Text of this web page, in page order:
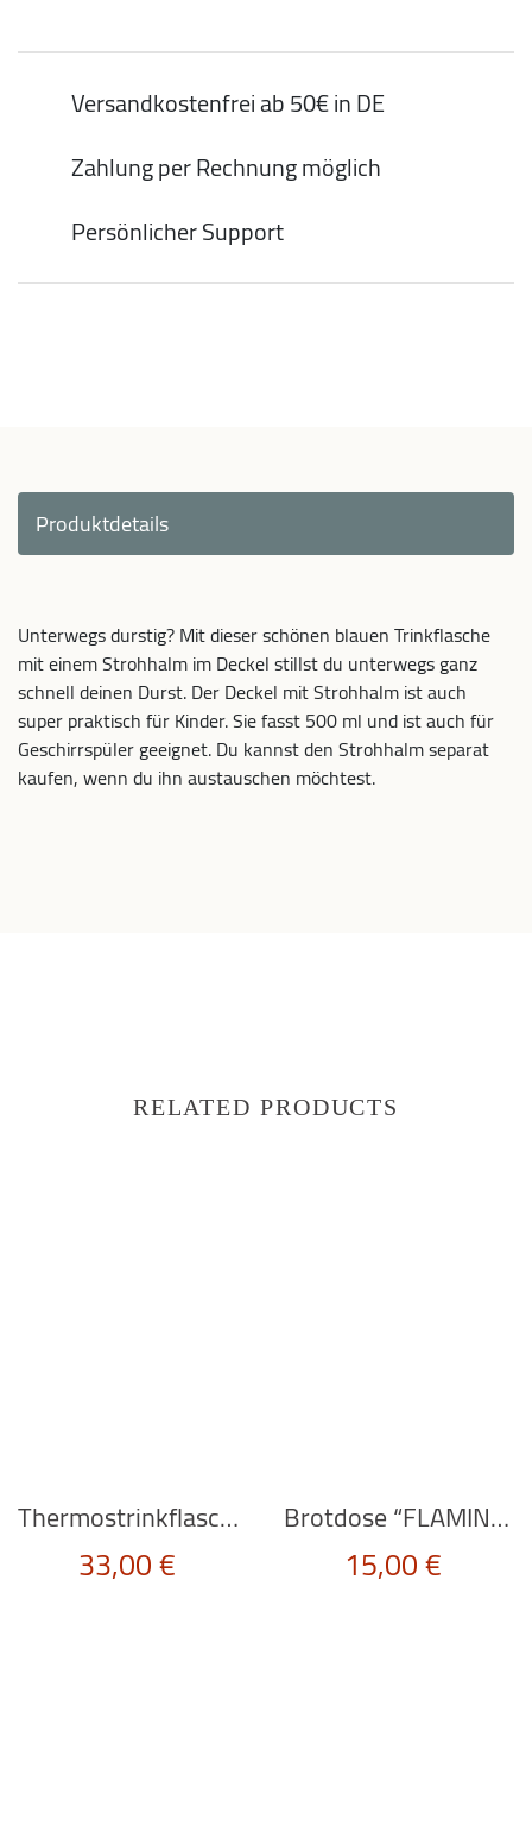
Versandkostenfrei ab 50€ in DE
Zahlung per Rechnung möglich
Persönlicher Support
Produktdetails
Unterwegs durstig? Mit dieser schönen blauen Trinkflasche
mit einem Strohhalm im Deckel stillst du unterwegs ganz
schnell deinen Durst. Der Deckel mit Strohhalm ist auch
super praktisch für Kinder. Sie fasst 500 ml und ist auch für
Geschirrspüler geeignet. Du kannst den Strohhalm separat
kaufen, wenn du ihn austauschen möchtest.
RELATED PRODUCTS
Thermostrinkflasche 500ml “ELEPHANT” von Chilly’s Bottles
33,00€
Brotdose “FLAMINGO” in rosa von rice
15,00€